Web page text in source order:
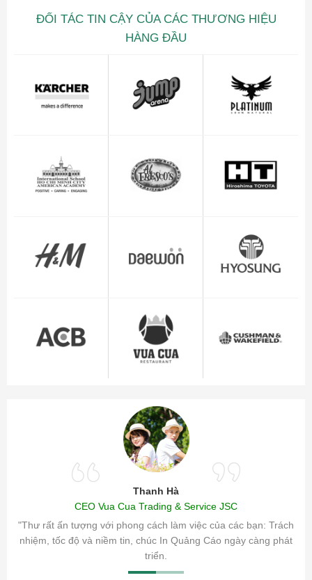
ĐỐI TÁC TIN CẬY CỦA CÁC THƯƠNG HIỆU
HÀNG ĐẦU
Thanh Hà
CEO Vua Cua Trading & Service JSC
"Thư rất ấn tượng với phong cách làm việc của các bạn: Trách
nhiệm, tốc độ và niềm tin, chúc In Quảng Cáo ngày càng phát
triển.
sóc